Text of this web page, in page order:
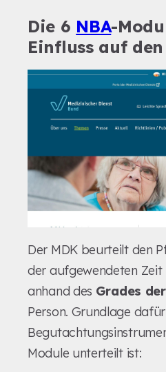
Die 6 NBA-
Einfluss auf
Der MDK beurteilt den
der aufgewendeten Zeit
anhand des Grades
Person. Grundlage
Module unterteilt ist: